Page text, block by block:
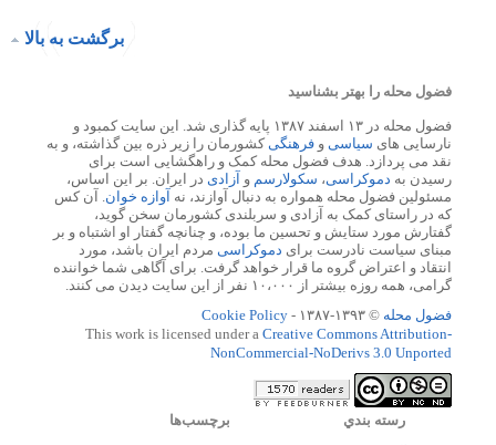
برگشت به بالا
فضول محله را بهتر بشناسید
فضول محله در ۱۳ اسفند ۱۳۸۷ پایه گذاری شد. این سایت کمبود و
نارسایی های سیاسی و فرهنگیکشورمان را زیر ذره بین گذاشته، و به
نقد می پردازد. هدف فضول محله کمک و راهگشایی است برای
رسیدن به دموکراسی، سکولارسم و آزادی در ایران. بر این اساس،
مسئولین فضول محله همواره به دنبال آوازند، نه آوازه خوان. آن کس
که در راستای کمک به آزادی و سربلندی کشورمان سخن گوید،
گفتارش مورد ستایش و تحسین ما بوده، و چنانچه گفتار او اشتباه و بر
مبنای سیاست نادرست برای دموکراسی مردم ایران باشد، مورد
انتقاد و اعتراض گروه ما قرار خواهد گرفت. برای آگاهی شما خواننده
گرامی، همه روزه بیشتر از ۱۰،۰۰۰ نفر از این سایت دیدن می کنند.
فضول محله © ۱۳۹۳-۱۳۸۷ -
Cookie Policy
This work is licensed under a Creative Commons Attribution-
NonCommercial-NoDerivs 3.0 Unported
رسته بندي برچسب‌ها